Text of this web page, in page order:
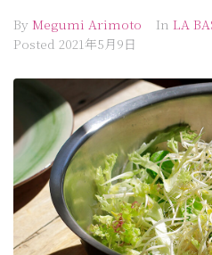
By Megumi Arimoto In LA
Posted 2021年5月9日